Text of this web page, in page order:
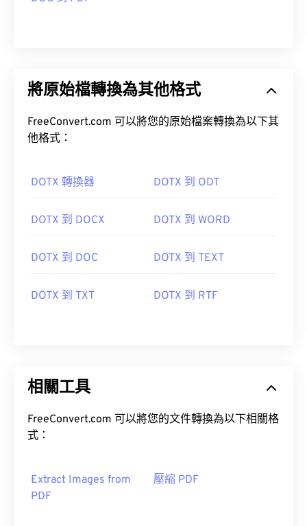
將原始檔轉換為其他格式
FreeConvert.com 可以將您的原始檔案轉換為以下其
他格式：
DOTX 轉換器 DOTX 到 ODT
DOTX 到 DOCX DOTX 到 WORD
DOTX 到 DOC DOTX 到 TEXT
DOTX 到 TXT DOTX 到 RTF
相關工具
FreeConvert.com 可以將您的文件轉換為以下相關格
式：
Extract Images from
PDF
壓縮 PDF